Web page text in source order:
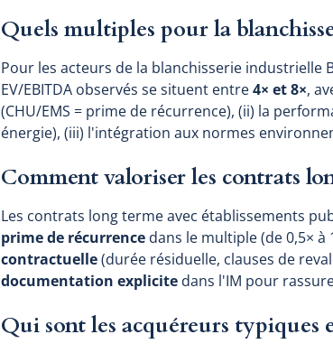
Quels multiples pour la
Pour les acteurs de la blanchisserie industrielle
EV/EBITDA observés se situent entre4× et 8×,
(CHU/EMS = prime de récurrence), (ii) la
énergie), (iii) l'intégration aux normes
Comment valoriser les contrats
Les contrats long terme avec établissements
prime de récurrence dans le multiple (de 0,5× à
contractuelle(durée résiduelle, clauses de
documentation explicite dans l'IM pour
Qui sont les acquéreurs typiques